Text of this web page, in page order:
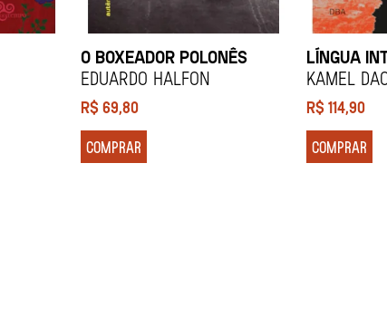
O BOXEADOR POLONÊS
EDUARDO HALFON
R$69,80
COMPRAR
LÍNGUA
KAMEL
R$114,90
COMPRAR